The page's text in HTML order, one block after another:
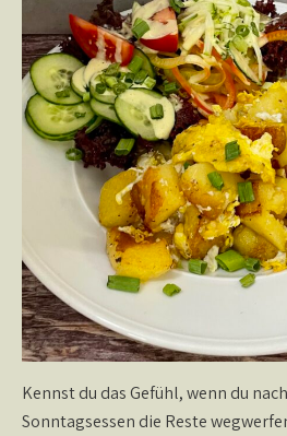
Kennst du das Gefühl, wenn du
Sonntagsessen die Reste